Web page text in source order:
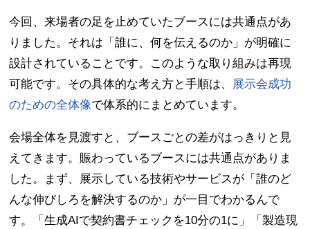
今回、来場者の足を止めていたブースには共通点があ
りました。それは「誰に、何を伝えるのか」が明確に
設計されていることです。このような取り組みは再現
可能です。その具体的な考え方と手順は、 展示会成功
のための全体像で体系的にまとめています。
会場全体を見渡すと、ブースごとの差がはっきりと見
えてきます。賑わっているブースには共通点がありま
した。まず、展示している技術やサービスが「誰のど
んな伸びしろを解決するのか」が一目でわかるんで
す。「生成AIで契約書チェックを10分の1に」「製造現